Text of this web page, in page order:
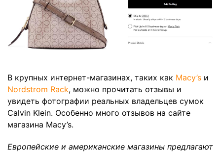
В крупных интернет-магазинах, таких как Macy’s и
Nordstrom Rack, можно прочитать отзывы и
увидеть фотографии реальных владельцев сумок
Calvin Klein. Особенно много отзывов на сайте
магазина Macy’s.
Европейские и американские магазины предлагают